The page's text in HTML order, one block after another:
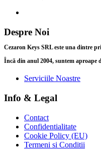
Despre Noi
Cezaron Keys SRL este una dintre
Încă din anul 2004, suntem aproape
Serviciile Noastre
Info & Legal
Contact
Confidentialitate
Cookie Policy (EU)
Termeni si Conditii